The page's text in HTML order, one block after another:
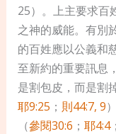
25）。上主要求百
之神的威能。有別
的百姓應以公義和
至新約的重要訊息
是割包皮，而是割
耶9:25 ； 則44:7, 9
（參閱30:6 ； 耶4:4；